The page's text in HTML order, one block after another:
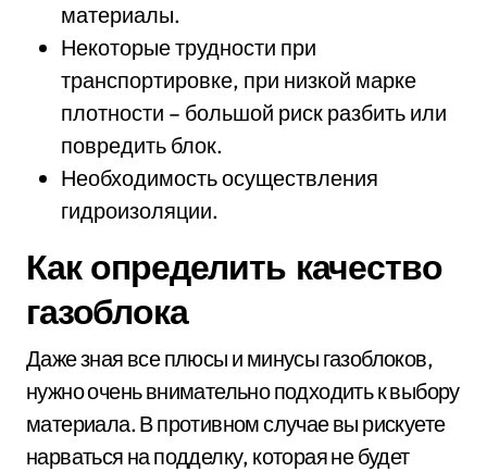
материалы.
Некоторые трудности при
транспортировке, при низкой марке
плотности – большой риск разбить или
повредить блок.
Необходимость осуществления
гидроизоляции.
Как определить качество
газоблока
Даже зная все плюсы и минусы газоблоков,
нужно очень внимательно подходить к выбору
материала. В противном случае вы рискуете
нарваться на подделку, которая не будет